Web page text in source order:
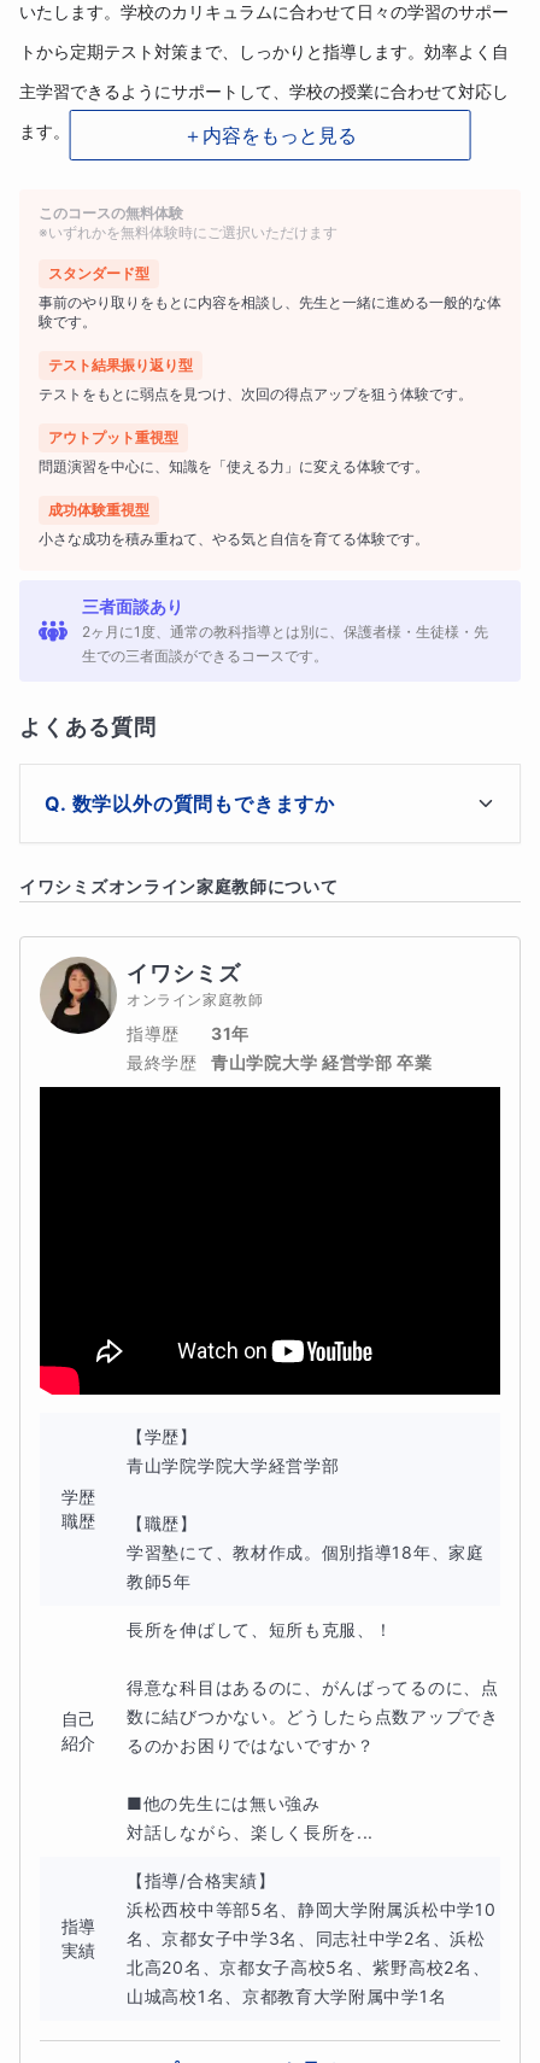
いたします。学校のカリキュラムに合わせて日々の学習のサポー
トから定期テスト対策まで、しっかりと指導します。効率よく自
主学習できるようにサポートして、学校の授業に合わせて対応し
ます。
問にチャレンジできるようにします。スタートは、基礎力を組み
合わせてできるように指導しながら、楽しく質問形式すすめま
す。基礎力を使いこなし、複数の基礎を組み合わせて難問にチャ
す。ひとりでも、解き方の“気づき”を得られるように、丁寧な指導
をします。どんな解き方でも、一人ひとりの長所短所を把握し
て、個性を大切にほめて伸ばします。雑談をしてリラックスして
もらい、信頼してもらえるよう、個々の個性を大切にしていま
す。
学校教材の画像などを画面共有しながら、ご本人と画面を通し
て、一緒に解いてまいります。はじめのうちは、わからないとこ
ます。慣れてきたら演習時間を増やし、解答を丁寧に添削してま
いります。だんだんと、「先生の授業は疲れる！」と言われるく
らい集中して取り組めるようにしていきます。半年後には自信が
持てるようになり、大きな変化を感じられる生徒さんが多い授業
を提供してまいりました。はじめはゆっくりでも心配しないでく
違いますから。
体験授業では、ぜひ、学校教材をご用意ください。あれば、宿題
を一緒にして、生徒の性格などに合わせて、すすめていきます。
事などのスケジュール変更にの柔軟に対応いたします。
＋内容をもっと見る
このコースの無料体験
※いずれかを無料体験時にご選択いただけます
スタンダード型
事前のやり取りをもとに内容を相談し、先生と一緒に進める一般的な体
験です。
テスト結果振り返り型
テストをもとに弱点を見つけ、次回の得点アップを狙う体験です。
アウトプット重視型
問題演習を中心に、知識を「使える力」に変える体験です。
成功体験重視型
小さな成功を積み重ねて、やる気と自信を育てる体験です。
三者面談あり
2ヶ月に1度、通常の教科指導とは別に、保護者様・生徒様・先
生での三者面談ができるコースです。
よくある質問
数学以外の質問もできますか
イワシミズオンライン家庭教師について
イワシミズ
オンライン家庭教師
指導歴
31年
最終学歴
青山学院大学 経営学部 卒業
学歴
職歴
【学歴】
青山学院学院大学経営学部
【職歴】
学習塾にて、教材作成。個別指導18年、家庭
教師5年
自己
紹介
長所を伸ばして、短所も克服、！
得意な科目はあるのに、がんばってるのに、点
数に結びつかない。どうしたら点数アップでき
るのかお困りではないですか？
■他の先生には無い強み
対話しながら、楽しく長所を...
指導
実績
【指導/合格実績】
浜松西校中等部5名、静岡大学附属浜松中学10
名、京都女子中学3名、同志社中学2名、浜松
北高20名、京都女子高校5名、紫野高校2名、
山城高校1名、京都教育大学附属中学1名